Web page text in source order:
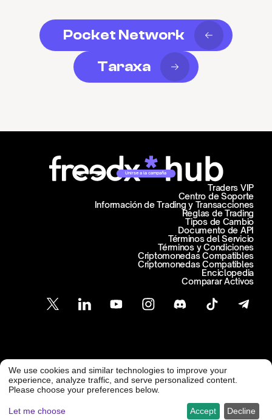
Pocket Network
Taraxa
Unirse a la campaña
Centro de Soporte
Información de Trading y Transacciones
Traders VIP
Reglas de Trading
Tipos de Cambio
Documento de API
Términos del Servicio
Términos y Condiciones
Criptomonedas Compatibles
Criptomonedas Compatibles
Enciclopedia
Comparar Activos
Atención al Cliente
support@freedx.com @ Freedx 2026
We use cookies and similar technologies to improve your
experience, analyze traffic, and serve personalized content.
Please choose your preferences below.
Let me choose Decline
Accept